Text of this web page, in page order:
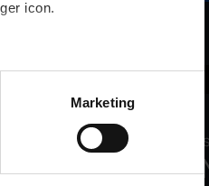
icon.
meters
Marketing
Senior